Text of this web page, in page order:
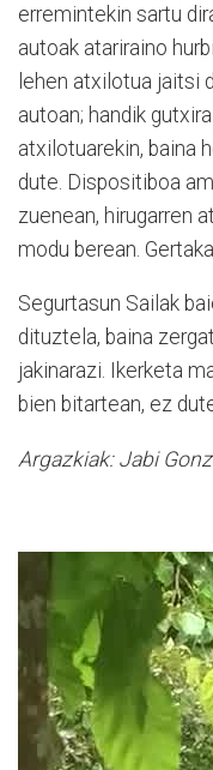
erremintekin sartu
autoak atariraino
lehen atxilotua jaitsi
autoan; handik
atxilotuarekin, baina
dute. Dispositiboa
zuenean, hirugarren
modu berean.
Segurtasun Sailak
dituztela, baina
jakinarazi. Ikerketa
bien bitartean, ez
Argazkiak: Jabi